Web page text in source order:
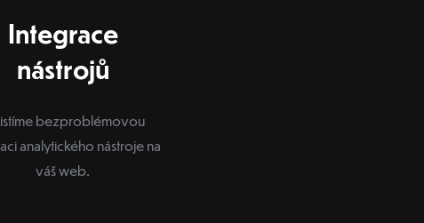
Integrace
nástrojů
bezproblémovou
analytického nástroje na
váš web.